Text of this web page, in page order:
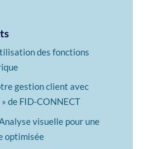
des fonctions
gestion client avec
de FID-CONNECT
visuelle pour une
optimisée